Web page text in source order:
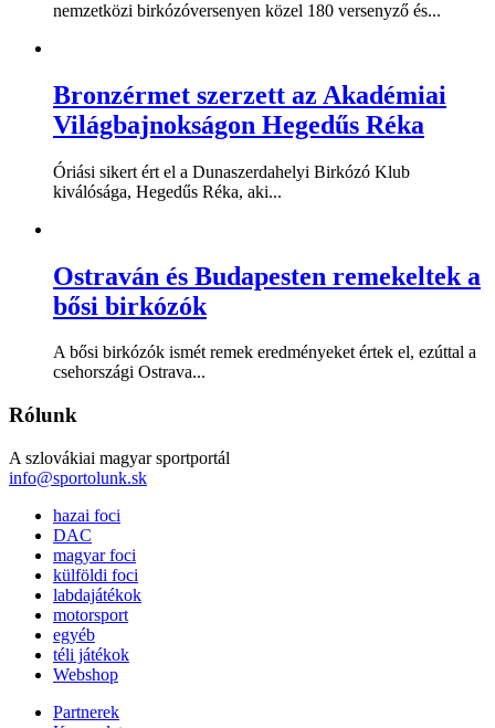
nemzetközi birkózóversenyen közel 180 versenyző és...
Bronzérmet szerzett az Akadémiai
Világbajnokságon Hegedűs Réka
Óriási sikert ért el a Dunaszerdahelyi Birkózó Klub
kiválósága, Hegedűs Réka, aki...
Ostraván és Budapesten remekeltek a
bősi birkózók
A bősi birkózók ismét remek eredményeket értek el, ezúttal a
csehországi Ostrava...
Rólunk
A szlovákiai magyar sportportál
info@sportolunk.sk
hazai foci
DAC
magyar foci
külföldi foci
labdajátékok
motorsport
egyéb
téli játékok
Webshop
Partnerek